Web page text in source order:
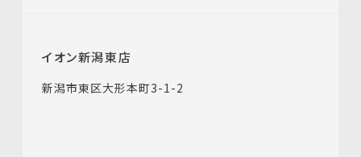
イオン新潟東店
新潟市東区大形本町3-1-2